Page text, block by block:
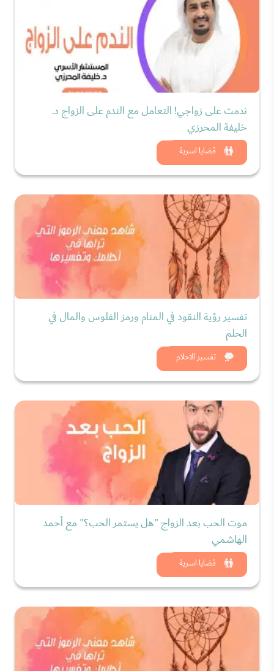
قضايا اسرية
ندمت على زواجي! التعامل مع الندم على الزواج د.
خليفة المحرزي
شاهد الان
تفسير الاحلام
تفسير رؤية النقود في المنام ورمز الفلوس والمال في
الحلم
شاهد الان
قضايا اسرية
موت الحب بعد الزواج "هل يستمر الحب؟" مع أحمد
الهاشمي
شاهد الان